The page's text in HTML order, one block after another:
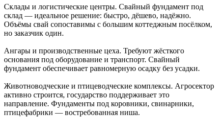
Склады и логистические центры. Свайный фундамент под
склад — идеальное решение: быстро, дёшево, надёжно.
Объёмы свай сопоставимы с большим коттеджным посёлком,
но заказчик один.
Ангары и производственные цеха. Требуют жёсткого
основания под оборудование и транспорт. Свайный
фундамент обеспечивает равномерную осадку без усадки.
Животноводческие и птицеводческие комплексы. Агросектор
активно строится, государство поддерживает это
направление. Фундаменты под коровники, свинарники,
птицефабрики — востребованная ниша.